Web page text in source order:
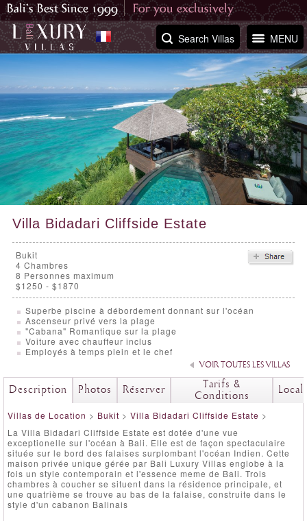
MENU
Search Villas
Villa Bidadari Cliffside Estate
Bukit
4 Chambres
8 Personnes maximum
$1250 - $1870
Superbe piscine à débordement donnant sur l'océan
Ascenseur privé vers la plage
"Cabana" Romantique sur la plage
Voiture avec chauffeur inclus
Employés à temps plein et le chef
VOIR TOUTES LES VILLAS
Description Photos Réserver
Tarifs &
Conditions
Villas de Location > Bukit > Villa Bidadari Cliffside Estate >
La Villa Bidadari Cliffside Estate est dotée d'une vue
exceptionelle sur l'océan à Bali. Elle est de façon spectaculaire
située sur le bord des falaises surplombant l'océan Indien. Cette
maison privée unique gérée par Bali Luxury Villas englobe à la
fois un style contemporain et l'essence meme de Bali. Trois
chambres à coucher se situent dans la résidence principale, et
une quatrième se trouve au bas de la falaise, construite dans le
style d'un cabanon Balinais